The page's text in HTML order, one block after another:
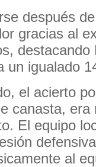
después
gracias al
un igualado
el acierto
canasta,
El equipo
al